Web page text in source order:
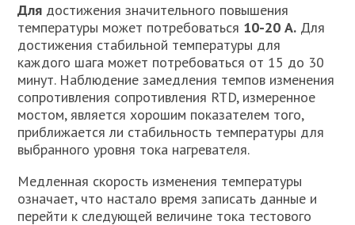
Для достижения значительного повышения
температуры может потребоваться 10-20 А. Для
достижения стабильной температуры для
каждого шага может потребоваться от 15 до 30
минут. Наблюдение замедления темпов изменения
сопротивления сопротивления RTD, измеренное
мостом, является хорошим показателем того,
приближается ли стабильность температуры для
выбранного уровня тока нагревателя.
Медленная скорость изменения температуры
означает, что настало время записать данные и
перейти к следующей величине тока тестового